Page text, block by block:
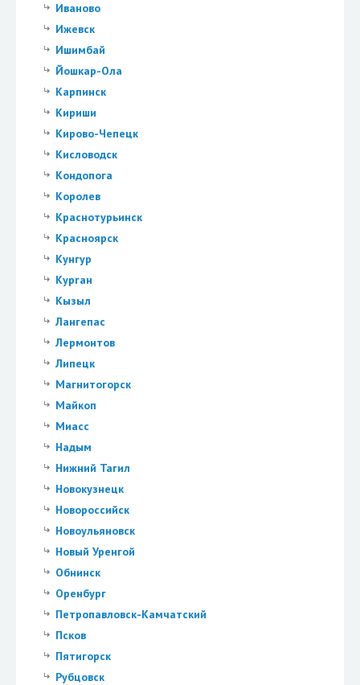
Иваново
Ижевск
Ишимбай
Йошкар-Ола
Карпинск
Кириши
Кирово-Чепецк
Кисловодск
Кондопога
Королев
Краснотурьинск
Красноярск
Кунгур
Курган
Кызыл
Лангепас
Лермонтов
Липецк
Магнитогорск
Майкоп
Миасс
Надым
Нижний Тагил
Новокузнецк
Новороссийск
Новоульяновск
Новый Уренгой
Обнинск
Оренбург
Петропавловск-Камчатский
Псков
Пятигорск
Рубцовск